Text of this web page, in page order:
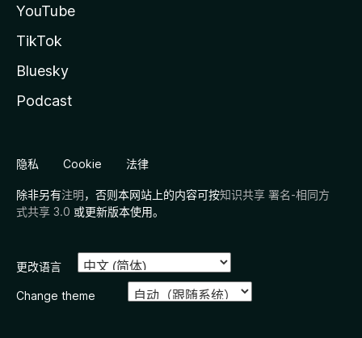
YouTube
TikTok
Bluesky
Podcast
隐私 Cookie 法律
除非另有注明，否则本网站上的内容可按知识共享 署名-相同方
式共享 3.0 或更新版本使用。
更改语言
Change theme